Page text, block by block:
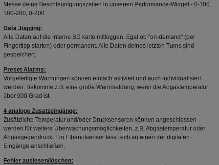
Messe deine Beschleunigungszeiten in unserem Performance-Widget - 0-100,
100-200, 0-200
Data Jogging:
Alle Daten auf die interne SD karte mitloggen. Egal ob "on-demand" (per
Fingertipp starten) oder permanent. Alle Daten deines letzten Turns sind
gespeichert.
Preset Alarms:
Vorgefertigte Warnungen können einfach aktiviert und auch individualisiert
werden. Bekomme z.B. eine große Warnmeldung, wenn die Abgastemperatur
über 900 Grad ist.
4 analoge Zusatzeingänge:
Zusätzliche Temperatur und/oder Drucksensoren können angeschlossen
werden für weitere Überwachungsmöglichkeiten. z.B. Abgastemperatur oder
Abgasgegendruck. Ein Ethanolsensor lässt sich an einen der digitalen
Eingänge anschließen.
Fehler auslesen/löschen: